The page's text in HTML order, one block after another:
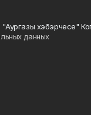
хэбэрчесе"
данных